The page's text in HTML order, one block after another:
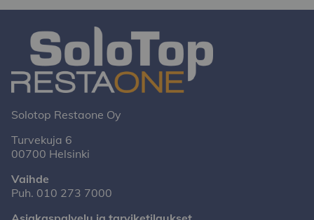
Solotop Restaone Oy
Turvekuja 6
00700 Helsinki
Vaihde
Puh. 010 273 7000